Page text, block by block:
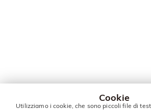
Cookie
Utilizziamo i cookie, che sono piccoli file di